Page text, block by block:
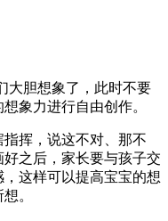
大胆想象了，此时不要
象力进行自由创作。
挥，说这不对、那不
之后，家长要与孩子交
这样可以提高宝宝的想
。